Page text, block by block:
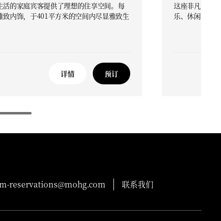
的家庭宾客提供了理想的住享空间。每
内饰，于401平方米的空间内尽显雅致生
详情 预订
这座非凡的庭
乐、休闲或举
reservations@mohg.com 联系我们